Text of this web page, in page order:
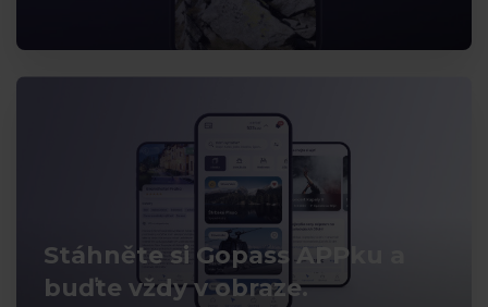
Stáhněte si Gopass APPku a
buďte vždy v obraze.